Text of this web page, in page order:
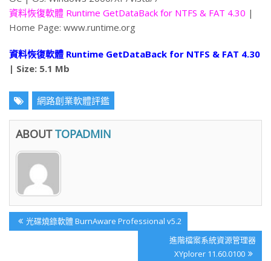
資料恢復軟體 Runtime GetDataBack for NTFS & FAT 4.30 |
Home Page: www.runtime.org
資料恢復軟體 Runtime GetDataBack for NTFS & FAT 4.30
| Size: 5.1 Mb
網路創業軟體評鑑
ABOUT TOPADMIN
文
章
Previous
Post:
光碟燒錄軟體 BurnAware Professional v5.2
Next
Post:
進階檔案系統資源管理器
XYplorer 11.60.0100